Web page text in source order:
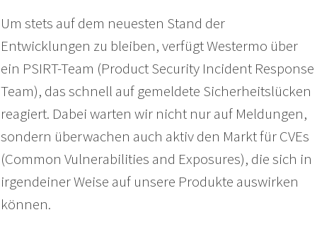
Um stets auf dem neuesten Stand der
Entwicklungen zu bleiben, verfügt Westermo über
ein PSIRT-Team (Product Security Incident Response
Team), das schnell auf gemeldete Sicherheitslücken
reagiert. Dabei warten wir nicht nur auf Meldungen,
sondern überwachen auch aktiv den Markt für CVEs
(Common Vulnerabilities and Exposures), die sich in
irgendeiner Weise auf unsere Produkte auswirken
können.